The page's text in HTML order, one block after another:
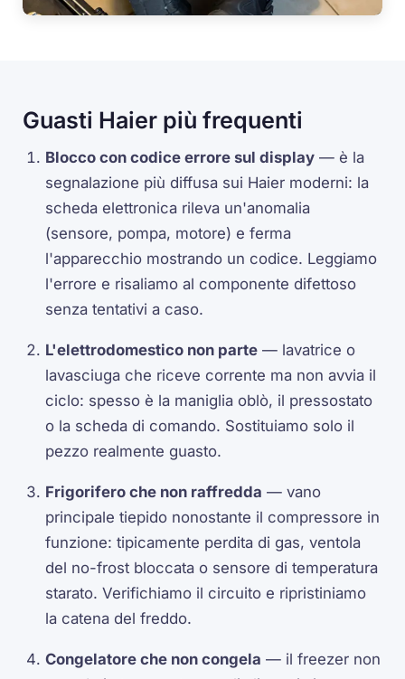
Guasti Haier più frequenti
Blocco con codice errore sul display — è la
segnalazione più diffusa sui Haier moderni: la
scheda elettronica rileva un'anomalia
(sensore, pompa, motore) e ferma
l'apparecchio mostrando un codice. Leggiamo
l'errore e risaliamo al componente difettoso
senza tentativi a caso.
L'elettrodomestico non parte — lavatrice o
lavasciuga che riceve corrente ma non avvia il
ciclo: spesso è la maniglia oblò, il pressostato
o la scheda di comando. Sostituiamo solo il
pezzo realmente guasto.
Frigorifero che non raffredda — vano
principale tiepido nonostante il compressore in
funzione: tipicamente perdita di gas, ventola
del no-frost bloccata o sensore di temperatura
starato. Verifichiamo il circuito e ripristiniamo
la catena del freddo.
Congelatore che non congela — il freezer non